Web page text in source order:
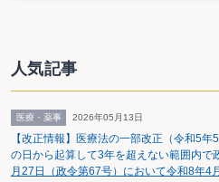
を行った。
東京高裁は､「交際費等」に該当するか
（事業に関係ある者）､②「支出の行為」
密にして取引関係の円滑な進行を図る。
安､贈答その他これらに類する行為）、で
討を加え、本件負担は、②③の要件に該当
人気記事
医療・薬事 2026年05月13日
【改正情報】医療法の一部改正（令和5
の日から起算して3年を超えない範囲内で
月27日（政令第67号）において令和8年4